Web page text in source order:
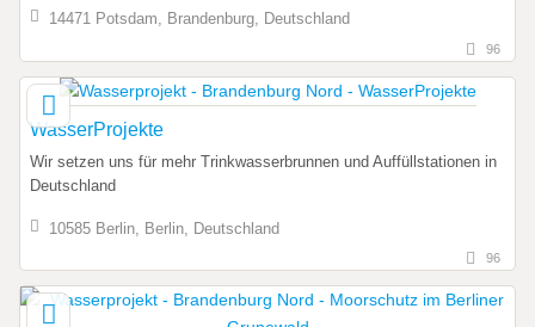
14471 Potsdam, Brandenburg, Deutschland
96
WasserProjekte
Wir setzen uns für mehr Trinkwasserbrunnen und Auffüllstationen in
Deutschland
10585 Berlin, Berlin, Deutschland
96